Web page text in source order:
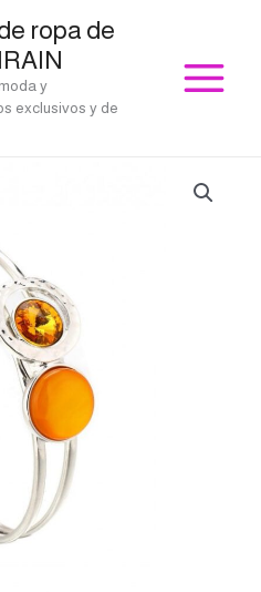
ropa de
y
exclusivos y de